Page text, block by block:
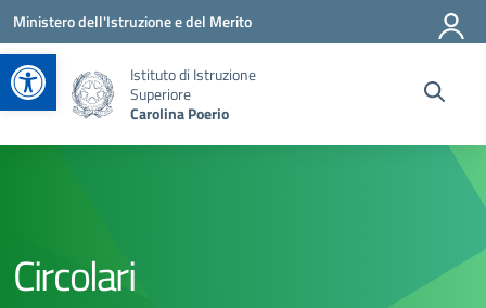
Apri la barra degli strumenti
Vai ai contenuti
Vai al menu di navigazione
Vai al footer
Ministero dell'Istruzione e del Merito
Istituto di Istruzione
Superiore
Carolina Poerio
Circolari